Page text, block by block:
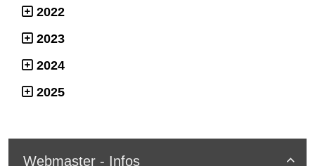
2022
2023
2024
2025

Webmaster - Infos